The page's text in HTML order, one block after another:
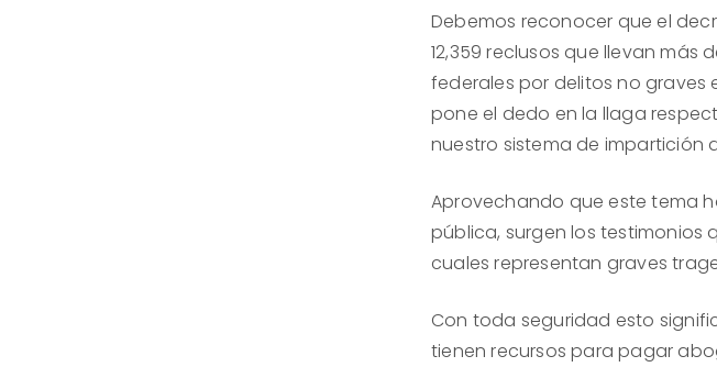
Debemos reconocer que el
12,359 reclusos que llevan más
federales por delitos no
pone el dedo en la llaga
nuestro sistema de impartición
Aprovechando que este tema
pública, surgen los testimonios
cuales representan graves
Con toda seguridad esto
tienen recursos para pagar